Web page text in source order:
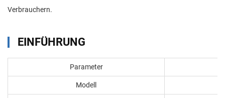
Verbrauchern.
EINFÜHRUNG
Parameter
Modell